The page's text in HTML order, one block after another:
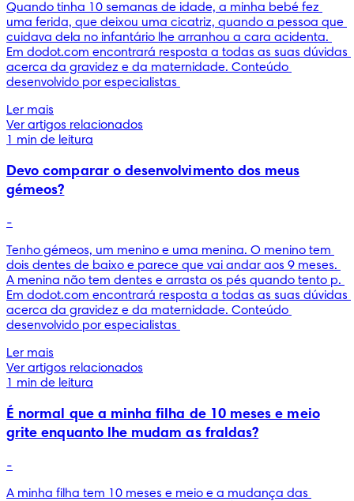
Quando tinha 10 semanas de idade, a minha bebé fez
uma ferida, que deixou uma cicatriz, quando a pessoa que
cuidava dela no infantário lhe arranhou a cara acidenta.
Em dodot.com encontrará resposta a todas as suas dúvidas
acerca da gravidez e da maternidade. Conteúdo
desenvolvido por especialistas
Ler mais
Ver artigos relacionados
1 min de leitura
Devo comparar o desenvolvimento dos meus
gémeos?
-
Tenho gémeos, um menino e uma menina. O menino tem
dois dentes de baixo e parece que vai andar aos 9 meses.
A menina não tem dentes e arrasta os pés quando tento p.
Em dodot.com encontrará resposta a todas as suas dúvidas
acerca da gravidez e da maternidade. Conteúdo
desenvolvido por especialistas
Ler mais
Ver artigos relacionados
1 min de leitura
É normal que a minha filha de 10 meses e meio
grite enquanto lhe mudam as fraldas?
-
A minha filha tem 10 meses e meio e a mudança das